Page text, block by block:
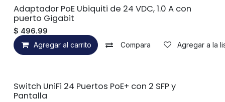
Adaptador PoE Ubiquiti de 24 VDC, 1.0 A con
puerto Gigabit
$ 496.99
Agregar al carrito
Compara Agregar a la
Switch UniFi 24 Puertos PoE+ con 2 SFP y
Pantalla